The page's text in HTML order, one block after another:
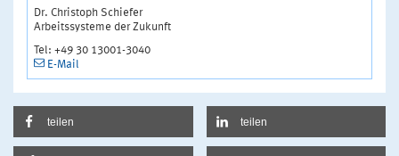
Dr. Christoph Schiefer
Arbeitssysteme der Zukunft
Tel: +49 30 13001-3040
E-Mail
teilen teilen